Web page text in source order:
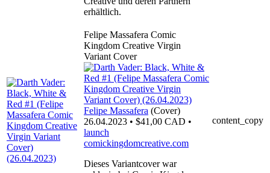
erhältlich.
Felipe Massafera Comic
Kingdom Creative Virgin
Variant Cover
Felipe Massafera (Cover)
26.04.2023 • $41,00 CAD •
launch
comickingdomcreative.com
Dieses Variantcover war
content_copy